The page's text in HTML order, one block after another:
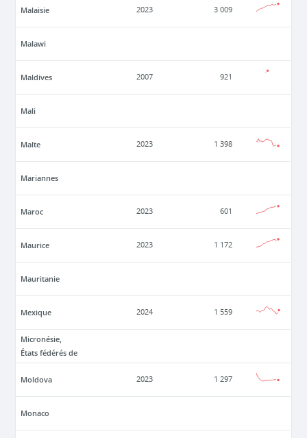
Malaisie 2023 3 009
Malawi
Maldives 2007 921
Mali
Malte 2023 1 398
Mariannes
Maroc 2023 601
Maurice 2023 1 172
Mauritanie
Mexique 2024 1 559
Micronésie,
États fédérés de
Moldova 2023 1 297
Monaco